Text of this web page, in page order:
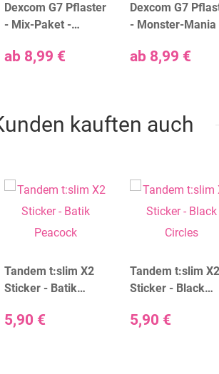
Dexcom G7 Pflaster
- Mix-Paket -
ab 8,99 €
Dexcom G7
- Monster-Mania
ab 8,99 €
kauften auch
Tandem t:slim X2
Sticker - Batik
5,90 €
Tandem t:slim X2
Sticker - Black
5,90 €